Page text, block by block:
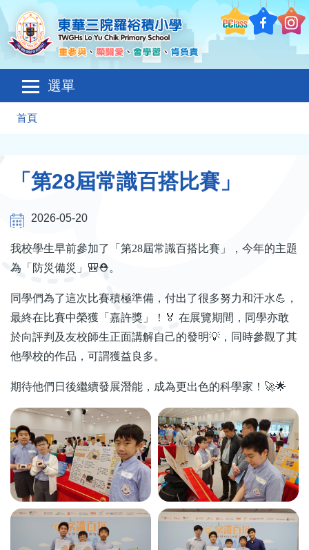
移至主內容
選單
Main
navigation
導
結
首頁
「第28屆常識百搭比賽」
2026-05-20
我校學生早前參加了「第28屆常識百搭比賽」，今年的主題
為「防災備災」🎒⛑️。
同學們為了這次比賽積極準備，付出了很多努力和汗水💪，
最終在比賽中榮獲「嘉許獎」！🏅 在展覽期間，同學亦敢
於向評判及友校師生正面講解自己的發明💡，同時參觀了其
他學校的作品，可謂獲益良多。
期待他們日後繼續發展潛能，成為更出色的科學家！🚀🌟